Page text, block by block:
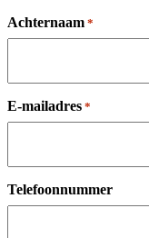
Achternaam *
E-mailadres *
Telefoonnummer